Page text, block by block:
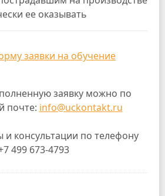
ее оказывать
заявки на обучение
заявку можно по
почте: info@uckontakt.ru
консультации по телефону
499 673-4793